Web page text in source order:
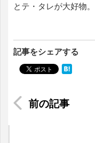
とテ・タレが大好物。
記事をシェアする
【超便利！！】